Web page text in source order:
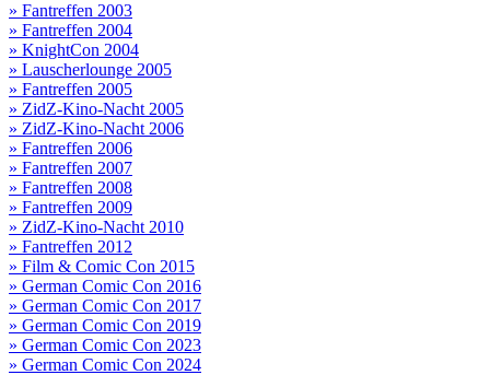
» Fantreffen 2003
» Fantreffen 2004
» KnightCon 2004
» Lauscherlounge 2005
» Fantreffen 2005
» ZidZ-Kino-Nacht 2005
» ZidZ-Kino-Nacht 2006
» Fantreffen 2006
» Fantreffen 2007
» Fantreffen 2008
» Fantreffen 2009
» ZidZ-Kino-Nacht 2010
» Fantreffen 2012
» Film & Comic Con 2015
» German Comic Con 2016
» German Comic Con 2017
» German Comic Con 2019
» German Comic Con 2023
» German Comic Con 2024